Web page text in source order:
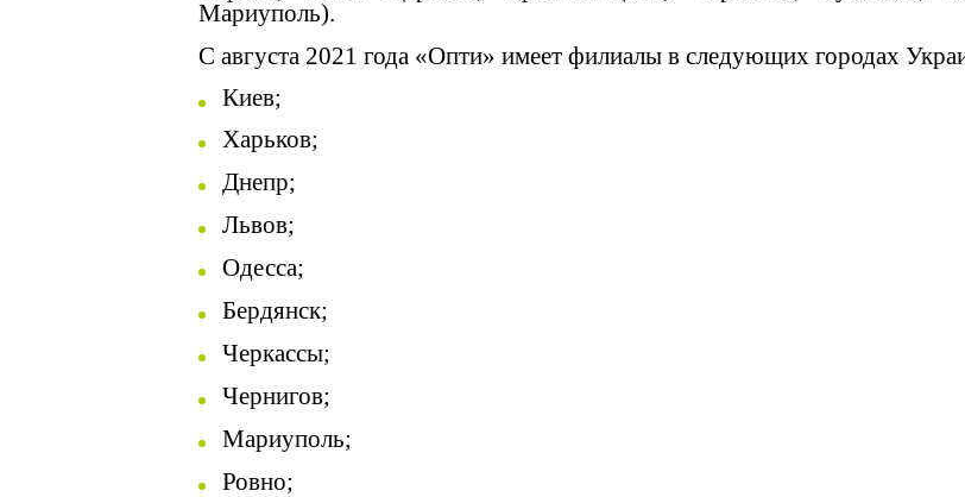
Мариуполь).
С августа 2021 года «Опти» имеет филиалы в следующих городах
Киев;
Харьков;
Днепр;
Львов;
Одесса;
Бердянск;
Черкассы;
Чернигов;
Мариуполь;
Ровно;